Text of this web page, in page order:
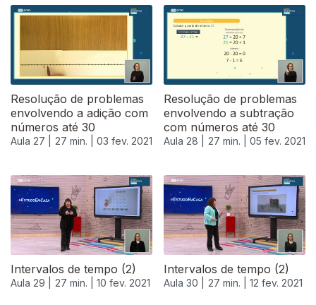
Resolução de problemas
envolvendo a adição com
números até 30
Aula 27 | 27 min. | 03 fev. 2021
Resolução de problemas
envolvendo a subtração
com números até 30
Aula 28 | 27 min. | 05 fev. 2021
Intervalos de tempo (2)
Aula 29 | 27 min. | 10 fev. 2021
Intervalos de tempo (2)
Aula 30 | 27 min. | 12 fev. 2021